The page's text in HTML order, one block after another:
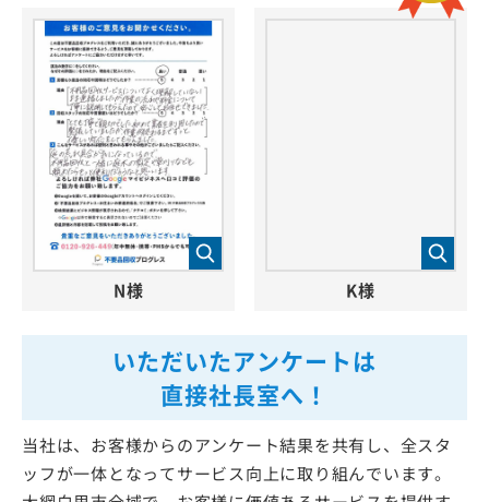
いただいたアンケートは
直接社長室へ！
当社は、お客様からのアンケート結果を共有し、全スタ
ッフが一体となってサービス向上に取り組んでいます。
N様 K様